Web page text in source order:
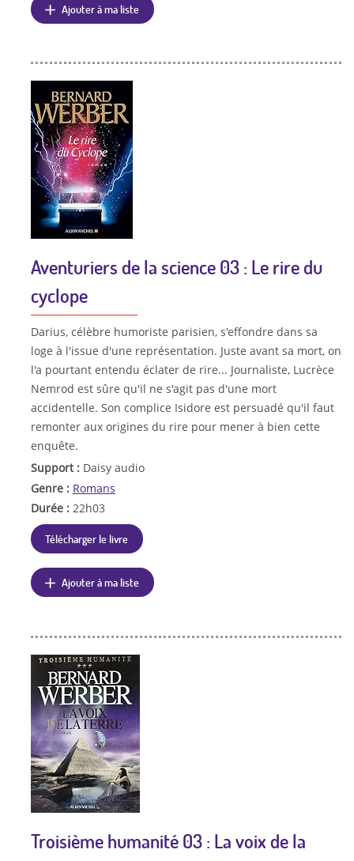
Ajouter à ma liste
Aventuriers de la science 03 : Le rire du
cyclope
Darius, célèbre humoriste parisien, s'effondre dans sa
loge à l'issue d'une représentation. Juste avant sa mort, on
l'a pourtant entendu éclater de rire... Journaliste, Lucrèce
Nemrod est sûre qu'il ne s'agit pas d'une mort
accidentelle. Son complice Isidore est persuadé qu'il faut
remonter aux origines du rire pour mener à bien cette
enquête.
Support : Daisy audio
Genre : Romans
Durée : 22h03
Télécharger le livre
Ajouter à ma liste
Troisième humanité 03 : La voix de la